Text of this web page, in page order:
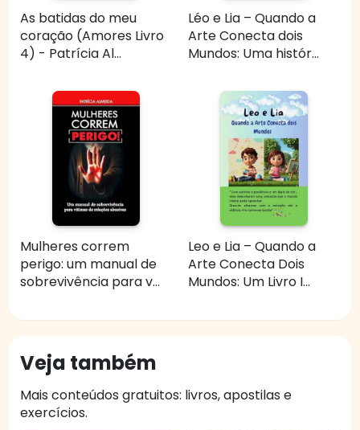
As batidas do meu
coração (Amores Livro
4) - Patrícia Al...
Léo e Lia – Quando a
Arte Conecta dois
Mundos: Uma histór...
Mulheres correm
perigo: um manual de
sobrevivência para v...
Leo e Lia – Quando a
Arte Conecta Dois
Mundos: Um Livro I...
Veja também
Mais conteúdos gratuitos: livros, apostilas e
exercícios.